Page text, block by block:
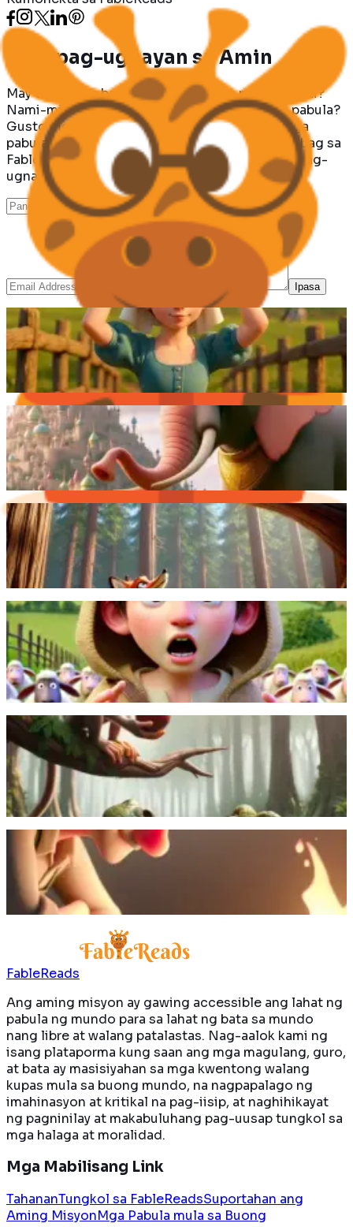
Makipag-ugnayan sa Amin
May tanong ka ba? May ideya para sa pagpapabuti?
Nami-miss mo ba ang iyong mga paboritong pabula?
Gusto mo bang tumulong sa pagbabasa ng mga
pabula sa iyong wika? Gusto mo bang mag-ambag sa
FableReads sa ibang paraan? Mangyaring makipag-
ugnayan sa amin ngayon.
Ipasa
Isang dalaga ang nangarap ng kayamanan sa
pamamagitan ng pagbebenta ng gatas, ngunit
natapon ito at naglaho ang kanyang mga pangarap.
Magbasa pa
Ang elepante ng hari at ang aso ay naging
magkaibigan, nagkahiwalay bigla, ngunit muling
nagsama sa tulong ng hari at namuhay nang masaya.
Magbasa pa
Isang tusong soro ang gumamit ng mapaglinlang na
mga salita at papuri upang makuha ang keso mula sa
mayabang na uwak.
Magbasa pa
Isang batang pastol ang paulit-ulit na nagpapanggap
na may lobo upang lokohin ang mga taga-baryo,
ngunit nang dumating ang tunay na lobo, walang
naniwala sa kanya.
Magbasa pa
Isang matalinong matsing ang nakaligtas sa balak ng
buwaya na ipagkanulo ang kanilang pagkakaibigan
upang mapaligaya ang kanyang asawa, kaya't sila'y
nagkahiwalay.
Magbasa pa
Isang magsasaka ang nagligtas sa ahas na naninigas
sa lamig, ngunit ito ay nagbalik sa likas na katangian
at kinagat ang magsasaka.
Magbasa pa
FableReads
Ang aming misyon ay gawing accessible ang lahat ng
pabula ng mundo para sa lahat ng bata sa mundo
nang libre at walang patalastas. Nag-aalok kami ng
isang plataporma kung saan ang mga magulang, guro,
at bata ay masisiyahan sa mga kwentong walang
kupas mula sa buong mundo, na nagpapalago ng
imahinasyon at kritikal na pag-iisip, at naghihikayat
ng pagninilay at makabuluhang pag-uusap tungkol sa
mga halaga at moralidad.
Mga Mabilisang Link
TahananTungkol sa FableReadsSuportahan ang
Aming MisyonMga Pabula mula sa Buong